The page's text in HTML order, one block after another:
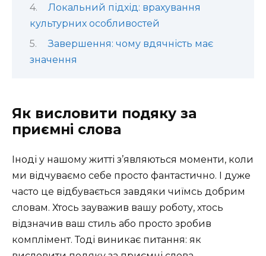
Локальний підхід: врахування
культурних особливостей
Завершення: чому вдячність має
значення
Як висловити подяку за
приємні слова
Іноді у нашому житті з’являються моменти, коли
ми відчуваємо себе просто фантастично. І дуже
часто це відбувається завдяки чиїмсь добрим
словам. Хтось зауважив вашу роботу, хтось
відзначив ваш стиль або просто зробив
комплімент. Тоді виникає питання: як